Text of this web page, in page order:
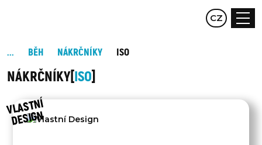
EN DE
CZ
BĚH NÁKRČNÍKY ISO
NÁKRČNÍKY ISO
VLAST
NÍ
DESIG
N